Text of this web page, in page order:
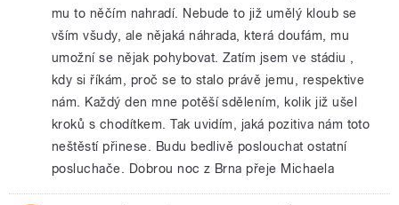
mu to něčím nahradí. Nebude to již umělý kloub se
vším všudy, ale nějaká náhrada, která doufám, mu
umožní se nějak pohybovat. Zatím jsem ve stádiu ,
kdy si říkám, proč se to stalo právě jemu, respektive
nám. Každý den mne potěší sdělením, kolik již ušel
kroků s chodítkem. Tak uvidím, jaká pozitiva nám toto
neštěstí přinese. Budu bedlivě poslouchat ostatní
posluchače. Dobrou noc z Brna přeje Michaela